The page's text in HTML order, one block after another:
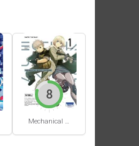
Mechanical Buddy Universe #1
8